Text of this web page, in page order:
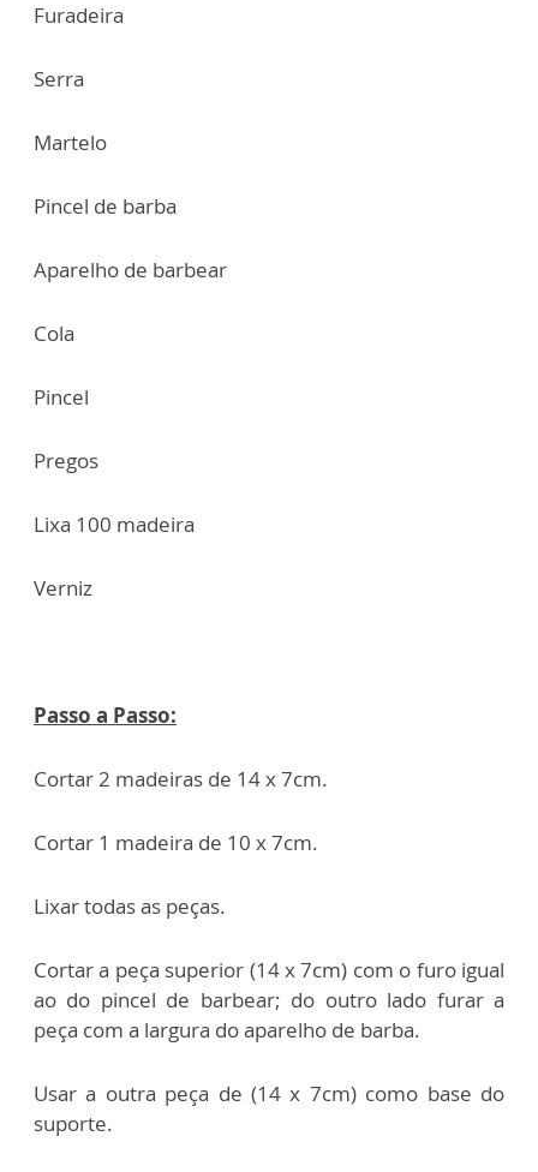
Furadeira
Serra
Martelo
Pincel de barba
Aparelho de barbear
Cola
Pincel
Pregos
Lixa 100 madeira
Verniz
Passo a Passo:
Cortar 2 madeiras de 14 x 7cm.
Cortar 1 madeira de 10 x 7cm.
Lixar todas as peças.
Cortar a peça superior (14 x 7cm) com o furo igual
ao do pincel de barbear; do outro lado furar a
peça com a largura do aparelho de barba.
Usar a outra peça de (14 x 7cm) como base do
suporte.